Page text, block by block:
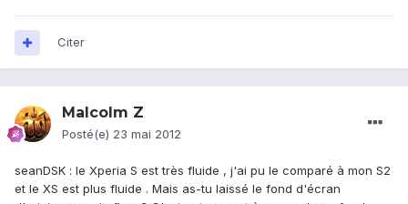
Citer
Malcolm Z
Posté(e) 23 mai 2012
seanDSK : le Xperia S est très fluide , j'ai pu le comparé à mon S2
et le XS est plus fluide . Mais as-tu laissé le fond d'écran